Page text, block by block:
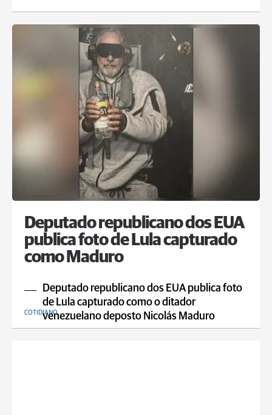
Deputado republicano dos EUA
publica foto de Lula capturado
como Maduro
Deputado republicano dos EUA publica foto
de Lula capturado como o ditador
venezuelano deposto Nicolás Maduro
COTIDIANO